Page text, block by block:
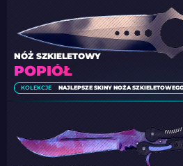
POPIÓŁ
NÓŻ SZKIELETOWY
KOLEKCJE NAJLEPSZE SKINY NOŻA